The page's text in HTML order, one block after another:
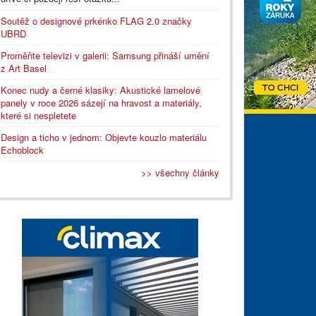
Soutěž o designové prkénko FLAG 2.0 značky
UBRD
Proměňte televizi v galerii: Samsung přináší umění
z Art Basel
Konec nudy a černé klasiky: Akustické lamelové
panely v roce 2026 sázejí na hravost a materiály,
které si nespletete
Design a ticho v jednom: Objevte kouzlo materiálu
Echoblock
>> všechny články